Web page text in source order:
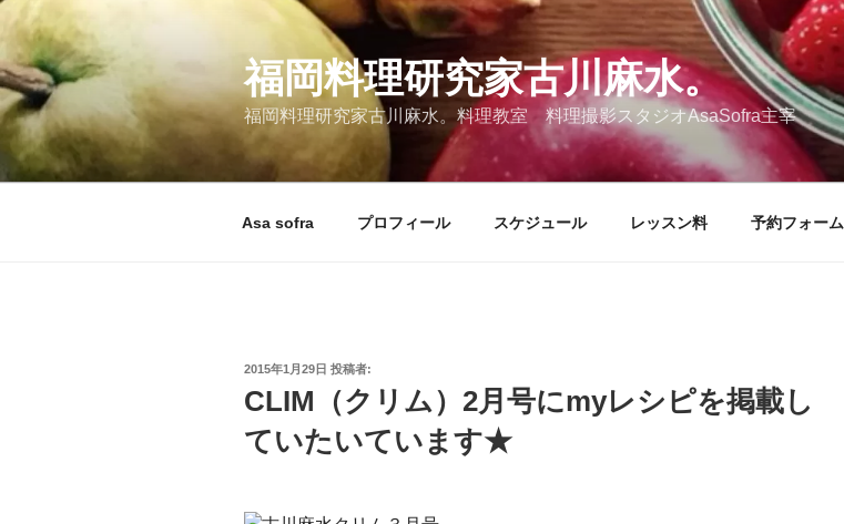
ン
テ
ン
ツ
福岡料理研究家古川麻水。
福岡料理研究家古川麻水。料理教室 料理撮影スタジオAsaSofra主宰
Asa sofra プロフィール スケジュール レッスン料 予約フォーム
投
日:
2015年1月29日 投稿者:
CLIM（クリム）2月号にmyレシピを掲載し
ていたいています★